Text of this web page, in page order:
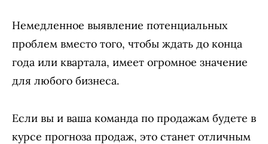
Немедленное выявление потенциальных
проблем вместо того, чтобы ждать до конца
года или квартала, имеет огромное значение
для любого бизнеса.
Если вы и ваша команда по продажам будете в
курсе прогноза продаж, это станет отличным